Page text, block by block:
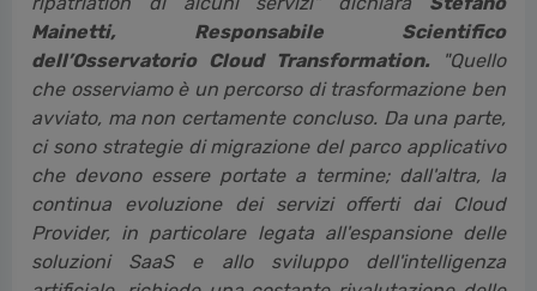
hanno portato ad una crescente consapevolezza e
maturità nell'adozione del Cloud, sia per lo sviluppo
di nuovi servizi digitali che per la migrazione degli
applicativi legacy. Il paradigma Cloud Native è
sempre più diffuso. Scelte affrettate fatte in passato
vengono riviste e corrette attraverso refactoring
architetturali e, in casi limitati, anche con la
ripatriation di alcuni servizi" dichiaraStefano
Mainetti, Responsabile Scientifico
dell’Osservatorio Cloud Transformation."Quello